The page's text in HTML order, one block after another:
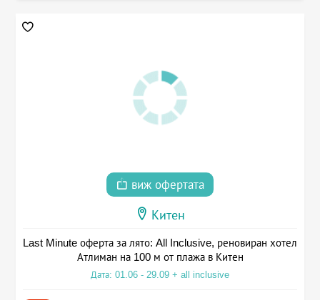
виж офертата
Китен
Last Minute оферта за лято: All Inclusive, реновиран хотел
Атлиман на 100 м от плажа в Китен
Дата: 01.06 - 29.09 + all inclusive